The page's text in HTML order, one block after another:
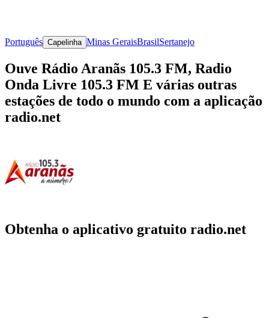
Português Capelinha Minas GeraisBrasilSertanejo
Ouve Rádio Aranãs 105.3 FM, Radio
Onda Livre 105.3 FM E várias outras
estações de todo o mundo com a aplicação
radio.net
Obtenha o aplicativo gratuito radio.net